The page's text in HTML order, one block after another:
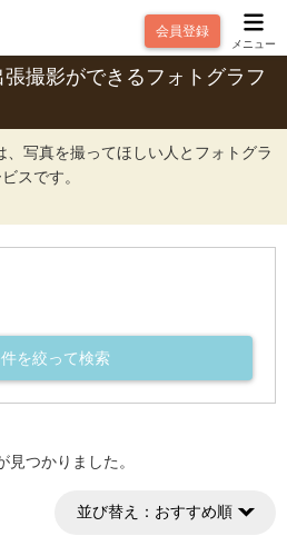
会員登録
メニュー
撮影ができるフォトグラフ
写真を撮ってほしい人とフォトグラ
スです。
を絞って検索
つかりました。
並び替え： おすすめ順